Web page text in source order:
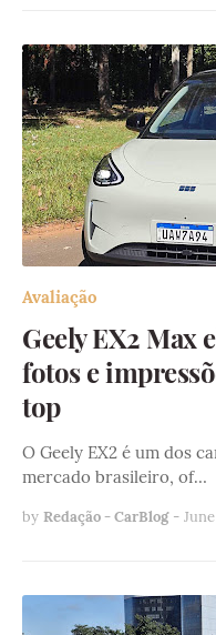
Avaliação
Geely EX2 Max
fotos e
top
O Geely EX2 é um dos
mercado brasileiro, of…
by Redação - CarBlog -